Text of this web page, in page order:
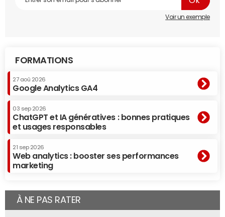
Voir un exemple
FORMATIONS
27 aoû 2026
Google Analytics GA4
03 sep 2026
ChatGPT et IA génératives : bonnes pratiques
et usages responsables
21 sep 2026
Web analytics : booster ses performances
marketing
À NE PAS RATER